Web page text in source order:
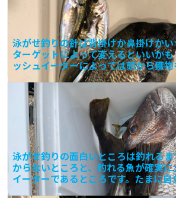
泳がせ釣りの針は背掛けか鼻掛けかい
ターゲットによって変えるといいか
ッシュイーターによっては頭から獲
と延髄を狙
泳がせ釣りの面白いところは釣れる
からないところと、釣れる魚が確実
イーターであるところです。たまに
いの獲物を